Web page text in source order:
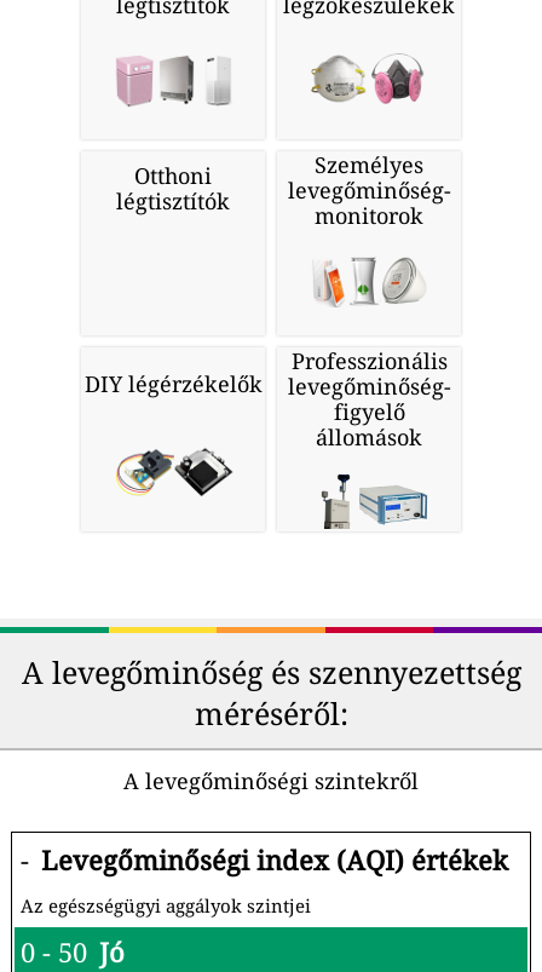
Otthoni
légtisztítók
Személyes
levegőminőség-
monitorok
DIY légérzékelők
Professzionális
levegőminőség-
figyelő
állomások
A levegőminőség és szennyezettség
méréséről:
A levegőminőségi szintekről
- Levegőminőségi index (AQI) értékek
Az egészségügyi aggályok szintjei
0 - 50 Jó